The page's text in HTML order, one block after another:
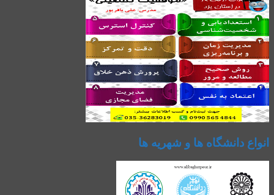
انواع دانشگاه ها و شهریه ها